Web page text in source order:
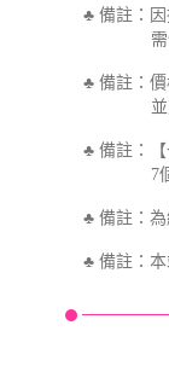
♣ 備註：因
需依實
♣ 備註：
並交付
♣ 備註：【
7個工作
♣ 備註：
♣ 備註：